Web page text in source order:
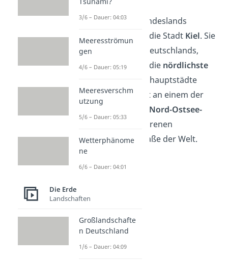
Die Hauptstadt des Bundeslands
Schleswig-Holstein
ist die Stadt Kiel. Sie
liegt ganz im Norden Deutschlands,
sogar so weit, dass sie die nördlichste
aller deutschen Landeshauptstädte
darstellt. Die Stadt liegt an einem der
Nord-Ostsee-
, der meistbefahrenen
künstlichen Wasserstraße der Welt.
3/6 – Dauer: 04:03
Meeresströmun
gen
4/6 – Dauer: 05:19
Meeresverschm
utzung
5/6 – Dauer: 05:33
Wetterphänome
ne
6/6 – Dauer: 04:01
Die Erde
Landschaften
Großlandschafte
n Deutschland
1/6 – Dauer: 04:09